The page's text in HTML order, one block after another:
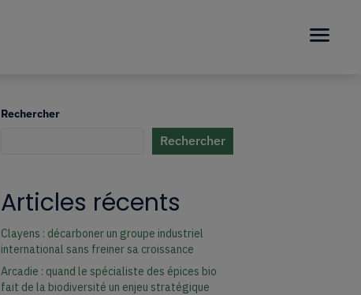
Rechercher
Rechercher
Articles récents
Clayens : décarboner un groupe industriel
international sans freiner sa croissance
Arcadie : quand le spécialiste des épices bio
fait de la biodiversité un enjeu stratégique